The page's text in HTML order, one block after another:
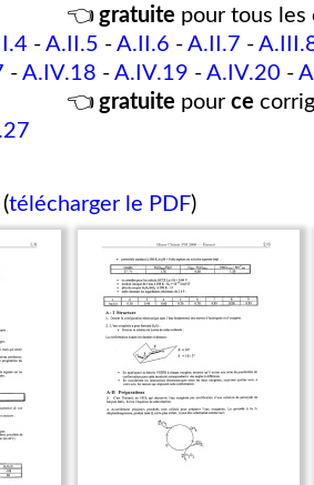
👈 gratuite pour tous les
- A.II.5 - A.II.6 - A.II.7 -
- A.IV.18 - A.IV.19 - A.IV.20 -
👈 gratuite pour ce
(télécharger le PDF)